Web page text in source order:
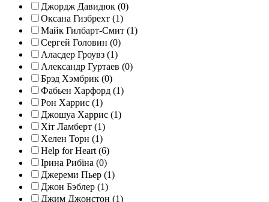
Джордж Давидюк (0)
Оксана Гизбрехт (1)
Майк Гилбарт-Смит (1)
Сергей Головин (0)
Аласдер Гроувз (1)
Александр Гуртаев (0)
Брэд Хэмбрик (0)
Фабьен Харфорд (1)
Рон Харрис (1)
Джошуа Харрис (1)
Хіт Ламберт (1)
Хелен Торн (1)
Help for Heart (6)
Ірина Рибіна (0)
Джереми Пьер (1)
Джон Бэблер (1)
Джим Джонстон (1)